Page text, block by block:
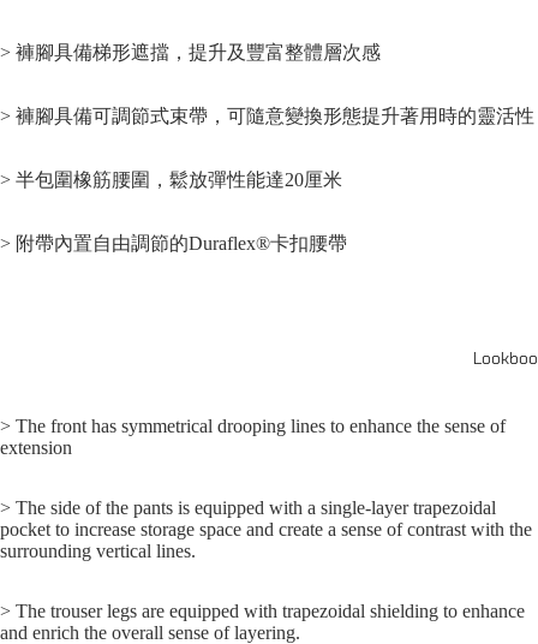
> 褲腳具備梯形遮擋，提升及豐富整體層次感
> 褲腳具備可調節式束帶，可隨意變換形態提升著用時的靈活性
> 半包圍橡筋腰圍，鬆放彈性能達20厘米
> 附帶內置自由調節的Duraflex®卡扣腰帶
> The front has symmetrical drooping lines to enhance the sense of
extension
> The side of the pants is equipped with a single-layer trapezoidal
pocket to increase storage space and create a sense of contrast with the
surrounding vertical lines.
> The trouser legs are equipped with trapezoidal shielding to enhance
and enrich the overall sense of layering.